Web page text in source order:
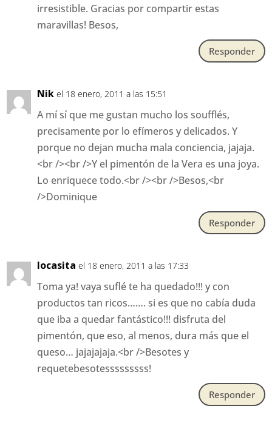
irresistible. Gracias por compartir estas
maravillas! Besos,
Responder
Nik el 18 enero, 2011 a las 15:51
A mí sí que me gustan mucho los soufflés,
precisamente por lo efímeros y delicados. Y
porque no dejan mucha mala conciencia, jajaja.
<br /><br />Y el pimentón de la Vera es una joya.
Lo enriquece todo.<br /><br />Besos,<br
/>Dominique
Responder
locasita el 18 enero, 2011 a las 17:33
Toma ya! vaya suflé te ha quedado!!! y con
productos tan ricos……. si es que no cabía duda
que iba a quedar fantástico!!! disfruta del
pimentón, que eso, al menos, dura más que el
queso… jajajajaja.<br />Besotes y
requetebesotesssssssss!
Responder